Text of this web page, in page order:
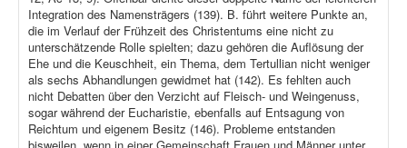
Integration des Namensträgers (139). B. führt weitere Punkte an,
die im Verlauf der Frühzeit des Christentums eine nicht zu
unterschätzende Rolle spielten; dazu gehören die Auflösung der
Ehe und die Keuschheit, ein Thema, dem Tertullian nicht weniger
als sechs Abhandlungen gewidmet hat (142). Es fehlten auch
nicht Debatten über den Verzicht auf Fleisch- und Weingenuss,
sogar während der Eucharistie, ebenfalls auf Entsagung von
Reichtum und eigenem Besitz (146). Probleme entstanden